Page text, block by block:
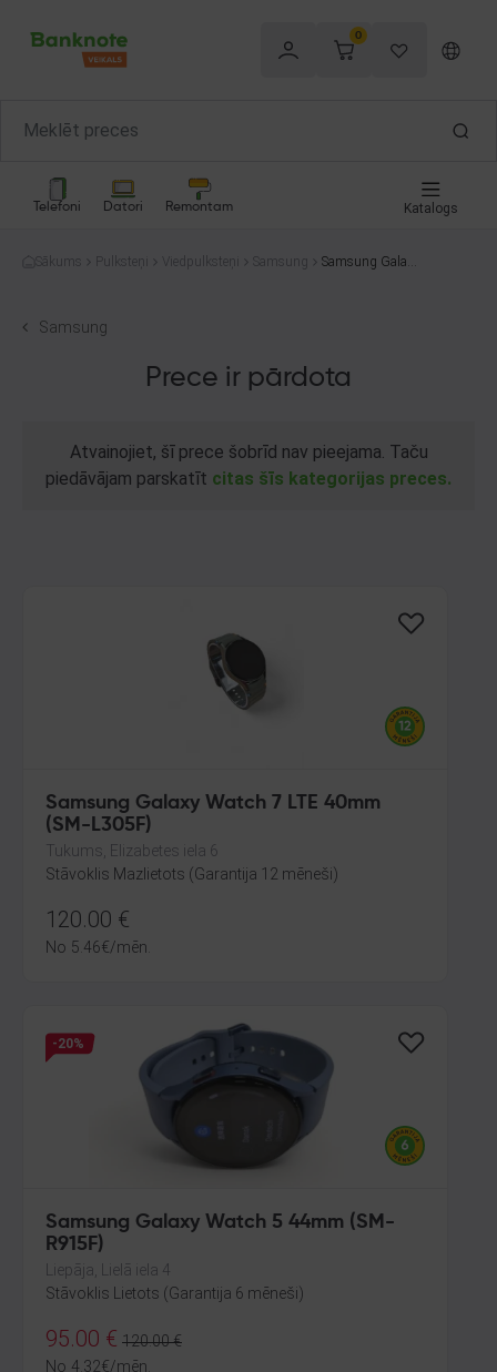
0
Telefoni Datori Remontam Katalogs
Sākums Pulksteņi Viedpulksteņi Samsung
Samsung Galaxy
Samsung
Prece ir pārdota
Atvainojiet, šī prece šobrīd nav pieejama. Taču
piedāvājam parskatīt citas šīs kategorijas preces.
Samsung Galaxy Watch 7 LTE 40mm
(SM-L305F)
Tukums, Elizabetes iela 6
Stāvoklis Mazlietots (Garantija 12 mēneši)
120.00 €
No 5.46€/mēn.
-20%
Samsung Galaxy Watch 5 44mm (SM-
R915F)
Liepāja, Lielā iela 4
Stāvoklis Lietots (Garantija 6 mēneši)
95.00 € 120.00€
No 4.32€/mēn.